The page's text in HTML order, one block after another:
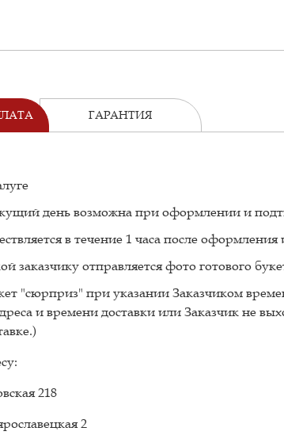
ГАРАНТИЯ
день возможна при оформлении и
в течение 1 часа после
заказчику отправляется фото готового
"сюрприз" при указании Заказчиком
и времени доставки или Заказчик не
218
2